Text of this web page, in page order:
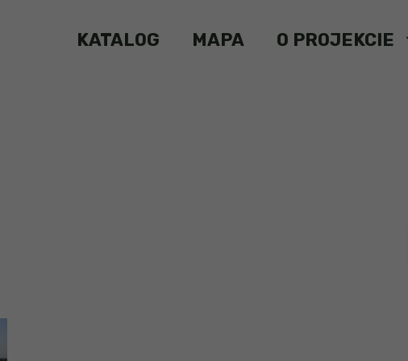
KATALOG MAPA O PROJEKCIE